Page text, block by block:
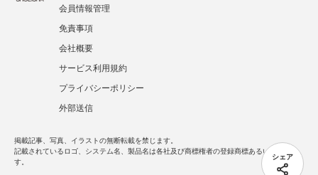
シェア
会員情報管理
免責事項
会社概要
サービス利用規約
プライバシーポリシー
外部送信
掲載記事、写真、イラストの無断転載を禁じます。
記載されているロゴ、システム名、製品名は各社及び商標権者の登録商標あるいは商標で
す。